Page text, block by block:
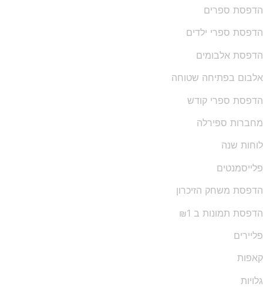
ספרים
ספרי ילדים
אלבומים
בפתיחה שטוחה
ספרי קודש
ספירלה
שנה
משחק הזיכרון
תמונות ב ₪1